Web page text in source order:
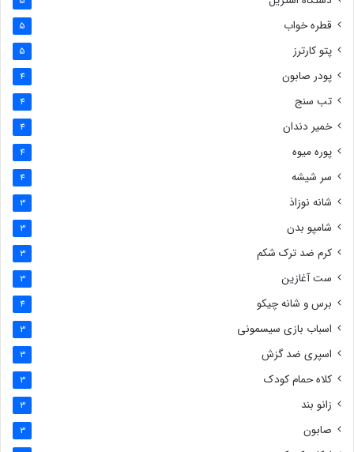
قطره خواب 5
پتو کارترز 5
پودر صابون 4
تب سنج 4
خمیر دندان 4
پوره میوه 4
سر شیشه 4
شانه نوزاذ 3
شامپو بدن 3
کرم ضد ترک شکم 3
ست آغازین 3
برس و شانه چیکو 4
اسباب بازی سیسمونی 3
اسپری ضد گزش 3
کلاه حمام کودک 3
زانو بند 3
صابون 3